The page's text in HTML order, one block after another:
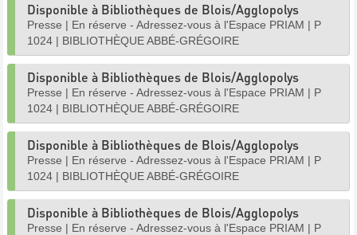
Disponible à Bibliothèques de Blois/Agglopolys
Presse | En réserve - Adressez-vous à l'Espace PRIAM | P
1024 | BIBLIOTHÈQUE ABBÉ-GRÉGOIRE
Disponible à Bibliothèques de Blois/Agglopolys
Presse | En réserve - Adressez-vous à l'Espace PRIAM | P
1024 | BIBLIOTHÈQUE ABBÉ-GRÉGOIRE
Disponible à Bibliothèques de Blois/Agglopolys
Presse | En réserve - Adressez-vous à l'Espace PRIAM | P
1024 | BIBLIOTHÈQUE ABBÉ-GRÉGOIRE
Disponible à Bibliothèques de Blois/Agglopolys
Presse | En réserve - Adressez-vous à l'Espace PRIAM | P